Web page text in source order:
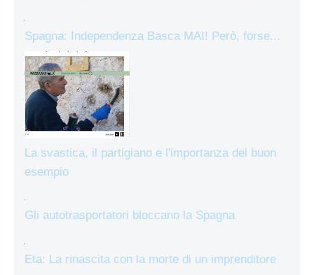
Spagna: Independenza Basca MAI! Però, forse...
La svastica, il partigiano e l'importanza del buon
esempio
Gli autotrasportatori bloccano la Spagna
Eta: La rinascita con la morte di un imprenditore